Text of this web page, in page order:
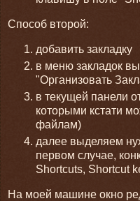
Способ второй:
добавить закладку
в меню закладок
"Организовать
в текущей панели
которыми кстати
файлам)
далее выделяем
первом случае,
Shortcuts, Shortcut
На моей машине окно